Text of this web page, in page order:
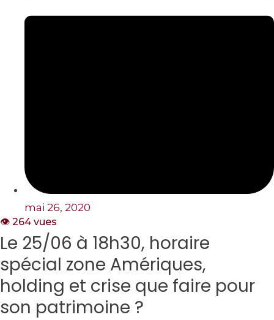
mai 26, 2020
👁️ 264 vues
Le 25/06 à 18h30, horaire
spécial zone Amériques,
holding et crise que faire pour
son patrimoine ?